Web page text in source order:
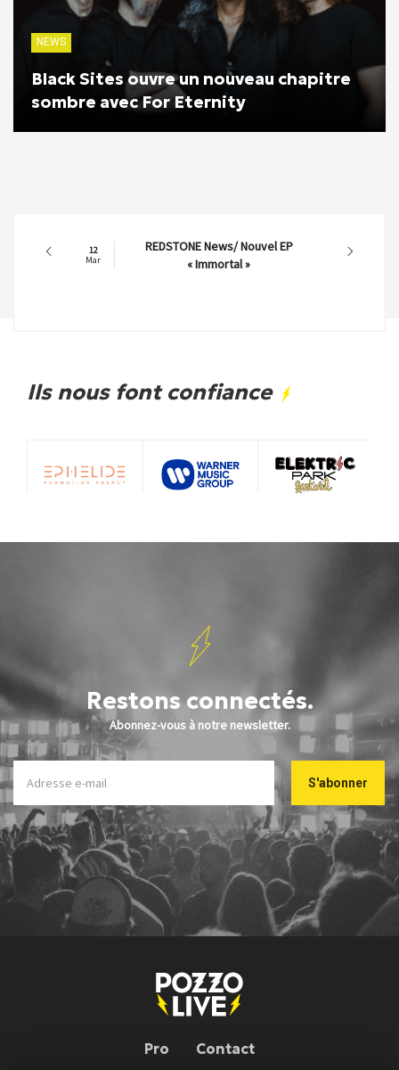
NEWS
Black Sites ouvre un nouveau chapitre
sombre avec For Eternity
11
Mar
DRAKKFEST METAL FEST
News/Running Order
Ils nous font confiance
Restons connectés.
Abonnez-vous à notre newsletter.
Pro Contact